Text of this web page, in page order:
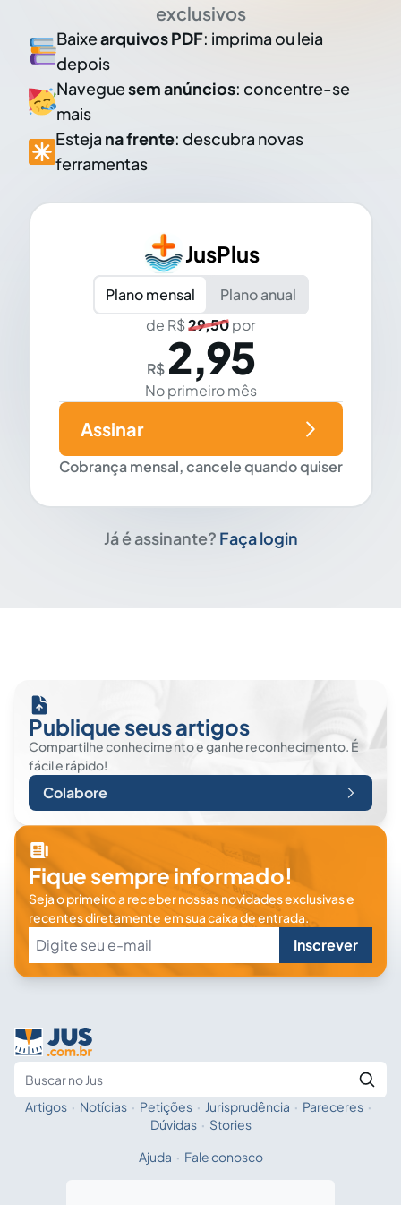
exclusivos
Baixearquivos PDF: imprima ou leia
depois
Naveguesem anúncios: concentre-se
mais
Esteja na frente: descubra novas
ferramentas
JusPlus
Plano mensal
Plano anual
de R$29,50por
R$ 2,95
No primeiro mês
Cobrança mensal, cancele quando quiser
Assinar
Já é assinante? Faça login
Publique seus artigos
Compartilhe conhecimento e ganhe reconhecimento. É
fácil e rápido!
Colabore
Fique sempre informado!
Seja o primeiro a receber nossas novidades exclusivas e
recentes diretamente em sua caixa de entrada.
Inscrever
Fale com a IA
Artigos · Notícias · Petições · Jurisprudência · Pareceres ·
Dúvidas · Stories
Ajuda · Fale conosco